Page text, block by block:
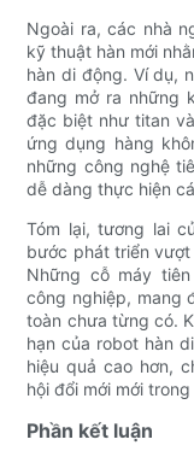
Ngoài ra, các nhà
kỹ thuật hàn mới
hàn di động. Ví dụ,
đang mở ra những
đặc biệt như titan
ứng dụng hàng
những công nghệ
dễ dàng thực hiện
Tóm lại, tương lai
bước phát triển
Những cỗ máy
công nghiệp, mang
toàn chưa từng có.
hạn của robot hàn
hiệu quả cao hơn,
hội đổi mới mới
Phần kết luận